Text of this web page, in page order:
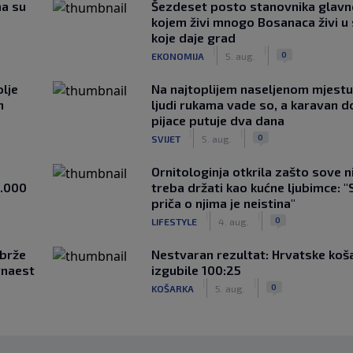
su
Šezdeset posto stanovnika
kojem živi mnogo Bosanaca živi
koje daje grad
EKONOMIJA 5. aug. 0
Na najtoplijem naseljenom
ljudi rukama vade so, a karavan
pijace putuje dva dana
SVIJET 5. aug. 0
Ornitologinja otkrila zašto sove
treba držati kao kućne ljubimce:
priča o njima je neistina"
LIFESTYLE 4. aug. 0
Nestvaran rezultat: Hrvatske
izgubile 100:25
KOŠARKA 5. aug. 0